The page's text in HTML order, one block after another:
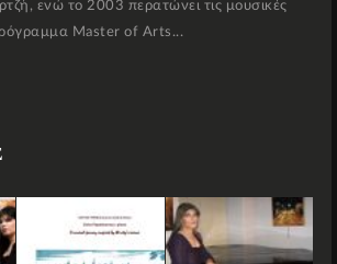
ενώ το 2003 περατώνει τις μουσικές
Master of Arts...